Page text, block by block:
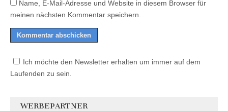
Name, E-Mail-Adresse und Website in diesem Browser für
meinen nächsten Kommentar speichern.
Ich möchte den Newsletter erhalten um immer auf dem
Laufenden zu sein.
WERBEPARTNER